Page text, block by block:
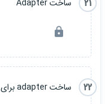
21 ساخت Adapter
22 ساخت adapter برای model